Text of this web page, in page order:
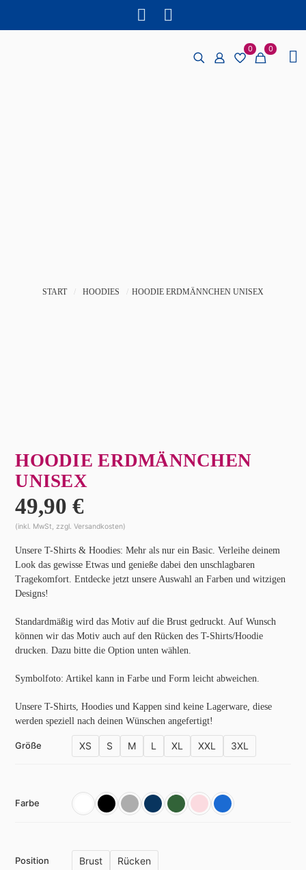
0 0
START / HOODIES / HOODIE ERDMÄNNCHEN UNISEX
HOODIE ERDMÄNNCHEN
UNISEX
49,90€
(inkl. MwSt, zzgl. Versandkosten)
Unsere T-Shirts & Hoodies: Mehr als nur ein Basic. Verleihe deinem
Look das gewisse Etwas und genieße dabei den unschlagbaren
Tragekomfort. Entdecke jetzt unsere Auswahl an Farben und witzigen
Designs!
Standardmäßig wird das Motiv auf die Brust gedruckt. Auf Wunsch
können wir das Motiv auch auf den Rücken des T-Shirts/Hoodie
drucken. Dazu bitte die Option unten wählen.
Symbolfoto: Artikel kann in Farbe und Form leicht abweichen.
Unsere T-Shirts, Hoodies und Kappen sind keine Lagerware, diese
werden speziell nach deinen Wünschen angefertigt!
Größe XS S M L XL XXL 3XL
Farbe
Position Brust Rücken